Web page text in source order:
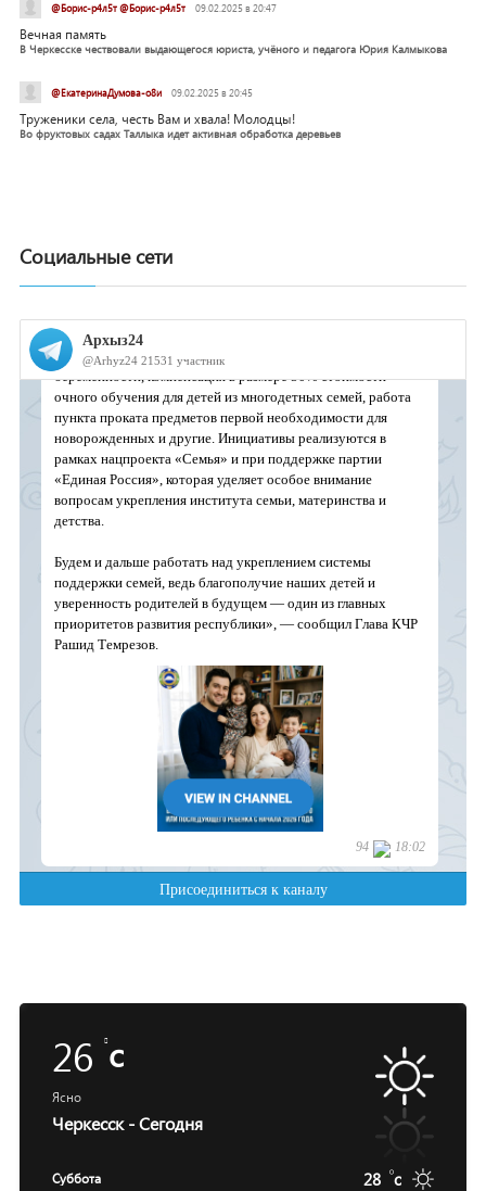
@Борис-р4л5т @Борис-р4л5т 09.02.2025 в 20:47
Вечная память
В Черкесске чествовали выдающегося юриста, учёного и педагога Юрия Калмыкова
@ЕкатеринаДумова-о8и 09.02.2025 в 20:45
Труженики села, честь Вам и хвала! Молодцы!
Во фруктовых садах Таллыка идет активная обработка деревьев
Социальные сети
26 c
Ясно
Черкесск - Сегодня
Суббота 28 c